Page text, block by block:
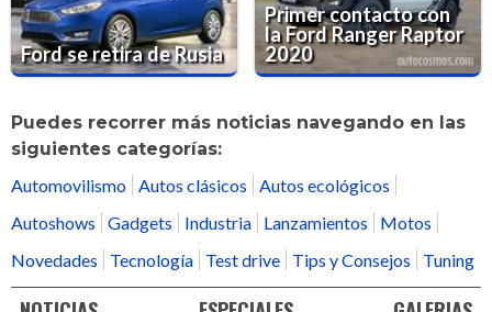
Ford se retira de Rusia
Primer contacto con
la Ford Ranger Raptor
2020
Puedes recorrer más noticias navegando en las
siguientes categorías:
Automovilismo Autos clásicos
Autos ecológicos
Autoshows
Gadgets Industria Lanzamientos
Motos
Novedades
Tecnología Test drive Tips y Consejos Tuning